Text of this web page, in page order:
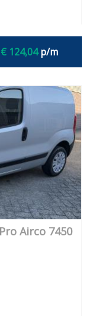
€ 124,04p/m
Airco 7450